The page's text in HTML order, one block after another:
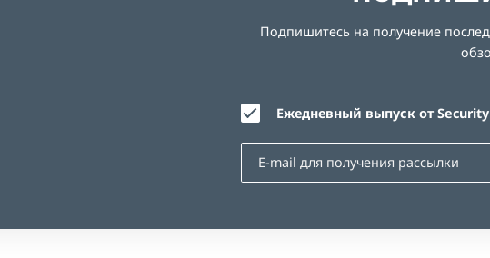
Подпишитесь на получение
Ежедневный выпуск от